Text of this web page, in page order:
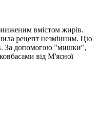
вмістом жирів.
рецепт незмінним. Цю
За допомогою "мишки",
від М'ясної